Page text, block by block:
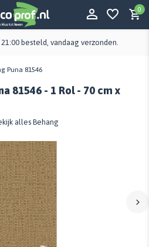
0
besteld, vandaag verzonden.
Puna 81546
81546 - 1 Rol - 70 cm x
alles Behang